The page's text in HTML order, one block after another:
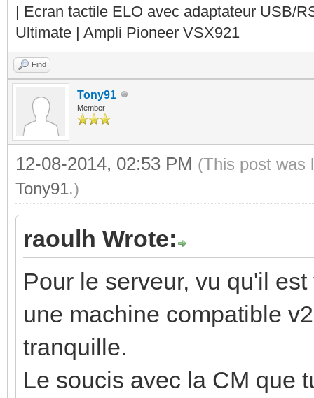
| Ecran tactile ELO avec adaptateur USB/
Ultimate | Ampli Pioneer VSX921
Find
Tony91
Member
12-08-2014, 02:53 PM (This post was
Tony91.)
raoulh Wrote:
Pour le serveur, vu qu'il
une machine compatible
tranquille.
Le soucis avec la CM que